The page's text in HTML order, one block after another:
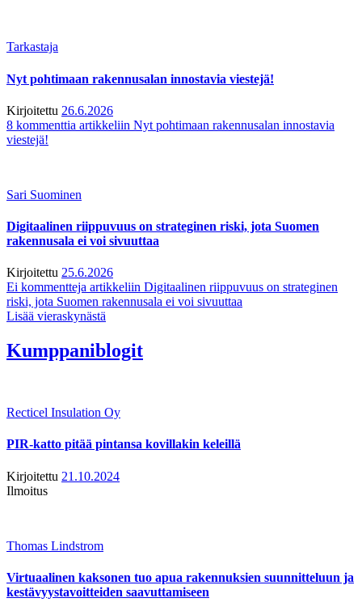
Tarkastaja
Nyt pohtimaan rakennusalan innostavia viestejä!
Kirjoitettu 26.6.2026
8 kommenttia artikkeliin Nyt pohtimaan rakennusalan innostavia
viestejä!
Sari Suominen
Digitaalinen riippuvuus on strateginen riski, jota Suomen
rakennusala ei voi sivuuttaa
Kirjoitettu 25.6.2026
Ei kommentteja artikkeliin Digitaalinen riippuvuus on strateginen
riski, jota Suomen rakennusala ei voi sivuuttaa
Lisää vieraskynästä
Kumppaniblogit
Recticel Insulation Oy
PIR-katto pitää pintansa kovillakin keleillä
Kirjoitettu 21.10.2024
Ilmoitus
Thomas Lindstrom
Virtuaalinen kaksonen tuo apua rakennuksien suunnitteluun ja
kestävyystavoitteiden saavuttamiseen